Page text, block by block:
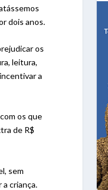
dois anos.
os
leitura,
a
os que
de R$
sem
criança.